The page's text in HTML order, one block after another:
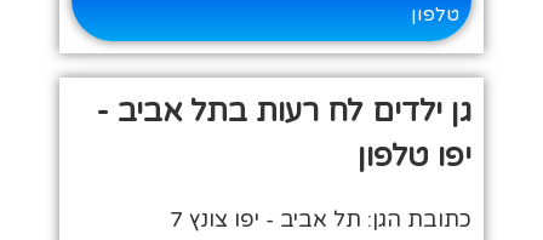
טלפון
גן ילדים לח רעות בתל אביב -
יפו טלפון
כתובת הגן: תל אביב - יפו צונץ 7